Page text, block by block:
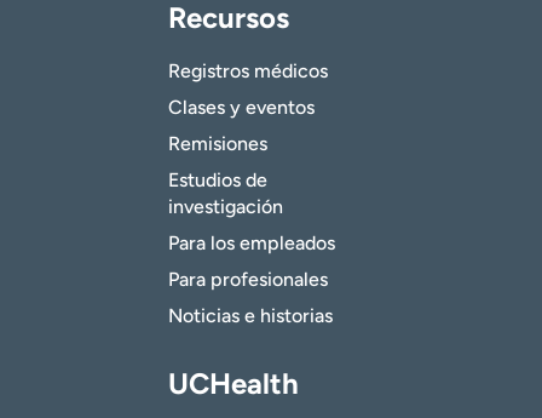
Recursos
Registros médicos
Clases y eventos
Remisiones
Estudios de
investigación
Para los empleados
Para profesionales
Noticias e historias
UCHealth